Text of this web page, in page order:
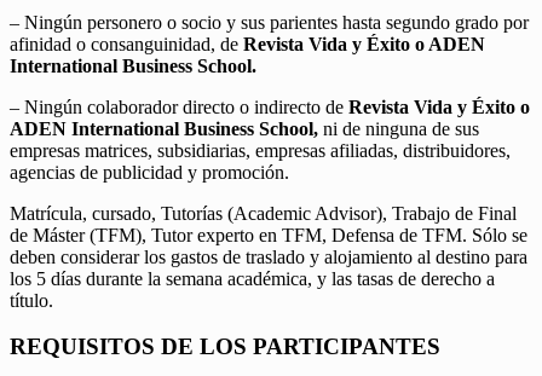
– Ningún personero o socio y sus parientes hasta segundo grado por
afinidad o consanguinidad, de Revista Vida y Éxito o ADEN
International Business School.
– Ningún colaborador directo o indirecto de Revista Vida y Éxito o
ADEN International Business School, ni de ninguna de sus
empresas matrices, subsidiarias, empresas afiliadas, distribuidores,
agencias de publicidad y promoción.
Matrícula, cursado, Tutorías (Academic Advisor), Trabajo de Final
de Máster (TFM), Tutor experto en TFM, Defensa de TFM. Sólo se
deben considerar los gastos de traslado y alojamiento al destino para
los 5 días durante la semana académica, y las tasas de derecho a
título.
REQUISITOS DE LOS PARTICIPANTES